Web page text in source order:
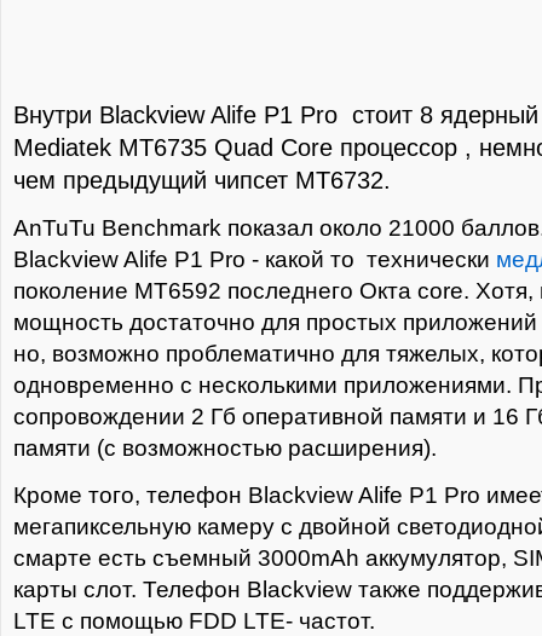
Внутри Blackview Alife Р1 Pro стоит 8
Mediatek MT6735 Quad Core процессор ,
чем предыдущий чипсет MT6732.
AnTuTu Benchmark показал около 21000
Blackview Alife Р1 Pro - какой то технически
поколение MT6592 последнего Окта core.
мощность достаточно для простых приложений
но, возможно проблематично для тяжелых,
одновременно с несколькими приложениями.
сопровождении 2 Гб оперативной памяти и 16
памяти (с возможностью расширения).
Кроме того, телефон Blackview Alife Р1 Pro
мегапиксельную камеру с двойной
смарте есть съемный 3000mAh аккумулятор,
карты слот. Телефон Blackview также
LTE с помощью FDD LTE- частот.